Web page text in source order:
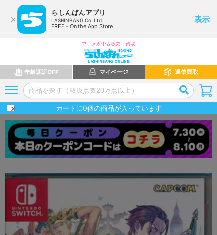
らしんばんアプリ
LASHINBANG Co.,Ltd.
FREE - On the App Store
表示
アニメ系中古販売・買取
年齢認証OFF マイページ 通信買取
カートに0個の商品が入っています